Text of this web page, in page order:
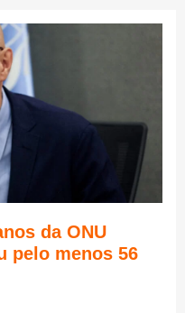
da ONU
pelo menos 56